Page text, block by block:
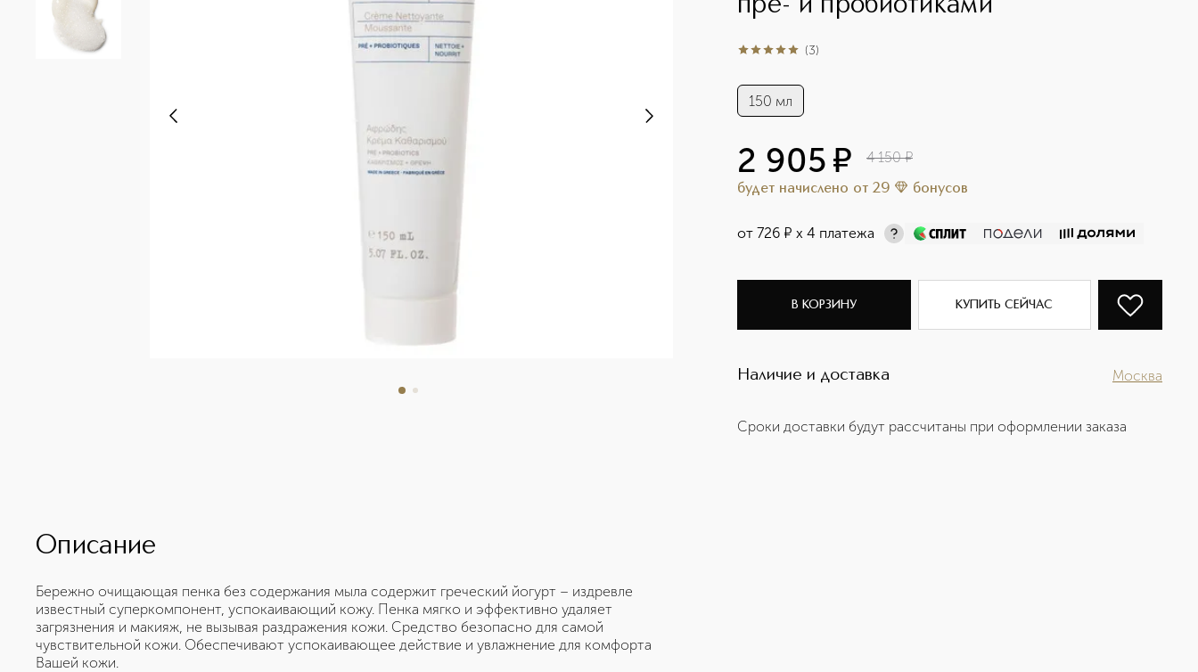
пре- и пробиотиками
5из 53 (3)
150 мл
2 905 ¤ 4 150 ¤
будет начислено от 29 бонусов
от726 ¤ х 4 платежа
В КОРЗИНУ КУПИТЬ СЕЙЧАС
Наличие и доставка Москва
Сроки доставки будут рассчитаны при оформлении заказа
Описание
Бережно очищающая пенка без содержания мыла содержит греческий йогурт – издревле
известный суперкомпонент, успокаивающий кожу. Пенка мягко и эффективно удаляет
загрязнения и макияж, не вызывая раздражения кожи. Средство безопасно для самой
чувствительной кожи. Обеспечивают успокаивающее действие и увлажнение для комфорта
Вашей кожи.